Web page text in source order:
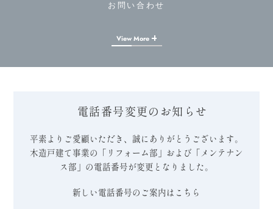
お問い合わせ
View More
電話番号変更のお知らせ
平素よりご愛顧いただき、誠にありがとうございます。
木造戸建て事業の「リフォーム部」および「メンテナン
ス部」の電話番号が変更となりました。
新しい電話番号のご案内はこちら